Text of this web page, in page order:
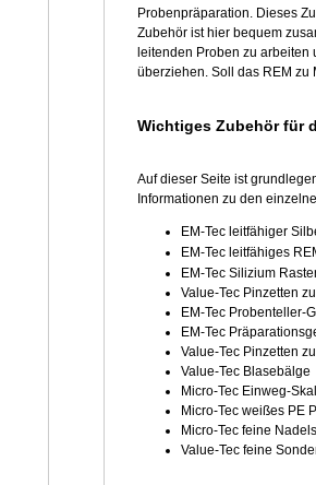
Probenpräparation. Dieses
Zubehör ist hier bequem
leitenden Proben zu
überziehen. Soll das REM zu
Wichtiges Zubehör für
Auf dieser Seite ist
Informationen zu den
EM-Tec leitfähiger
EM-Tec leitfähiges
EM-Tec Silizium
Value-Tec Pinzetten
EM-Tec
EM-Tec
Value-Tec Pinzetten
Value-Tec
Micro-Tec Einweg-
Micro-Tec weißes PE
Micro-Tec feine
Value-Tec feine